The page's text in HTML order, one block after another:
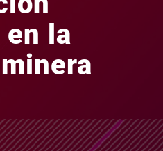
la